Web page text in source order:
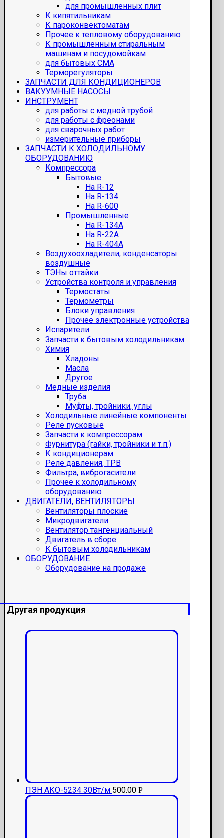
для промышленных плит
К кипятильникам
К пароконвектоматам
Прочее к тепловому оборудованию
К промышленным стиральным
машинам и посудомойкам
для бытовых СМА
Терморегуляторы
ЗАПЧАСТИ ДЛЯ КОНДИЦИОНЕРОВ
ВАКУУМНЫЕ НАСОСЫ
ИНСТРУМЕНТ
для работы с медной трубой
для работы с фреонами
для сварочных работ
измерительные приборы
ЗАПЧАСТИ К ХОЛОДИЛЬНОМУ
ОБОРУДОВАНИЮ
Компрессора
Бытовые
На R-12
На R-134
На R-600
Промышленные
На R-134A
На R-22A
На R-404A
Воздухоохладители, конденсаторы
воздушные
ТЭНы оттайки
Устройства контроля и управления
Термостаты
Термометры
Блоки управления
Прочее электронные устройства
Испарители
Запчасти к бытовым холодильникам
Химия
Хладоны
Масла
Другое
Медные изделия
Труба
Муфты, тройники, углы
Холодильные линейные компоненты
Реле пусковые
Запчасти к компрессорам
Фурнитура (гайки, тройники и т.п.)
К кондиционерам
Реле давления, ТРВ
Фильтра, виброгасители
Прочее к холодильному
оборудованию
ДВИГАТЕЛИ, ВЕНТИЛЯТОРЫ
Вентиляторы плоские
Микродвигатели
Вентилятор тангенциальный
Двигатель в сборе
К бытовым холодильникам
ОБОРУДОВАНИЕ
Оборудование на продаже
Другая продукция
ПЭН АКО-5234 30Вт/м 500.00 Р